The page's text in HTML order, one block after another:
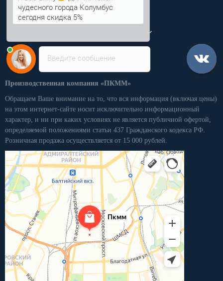
Категории
Производственная компания «ПКММ»
Обращаем Ваше внимание на то, что вся информация (включая цены)
на этом интернет-сайте носит исключительно информационный
характер, и ни при каких условиях не является публичной офертой,
определяемой положениями статьи 437 Гражданского кодекса РФ.
Розничная продажа осуществляется от 15 000 рублей.
Введите сообщение
Я Вас вижу
Для жителей
чудесного города Колумбус
сегодня скидка 5%